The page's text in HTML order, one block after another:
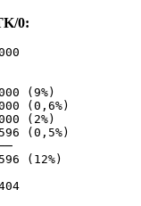
0:
(9%)
(0,6%)
(2%)
(0,5%)
(12%)